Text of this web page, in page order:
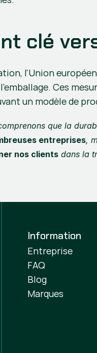
clé
l'Union
Ces
un modèle de
que la
entreprises,
nos clients dans la
Information
Entreprise
FAQ
Blog
Marques